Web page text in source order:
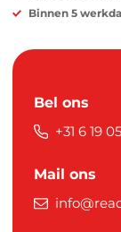
Binnen 5
Bel ons
+31 6 19
Mail ons